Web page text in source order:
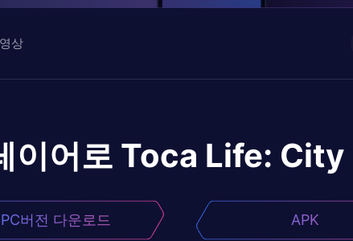
상
이어로 Toca Life: City
PC버전 다운로드 APK